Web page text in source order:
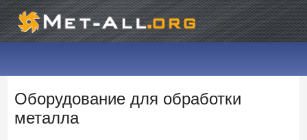
Оборудование для обработки
металла